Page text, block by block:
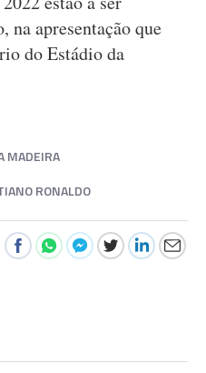
na apresentação que
do Estádio da
MADEIRA
RONALDO